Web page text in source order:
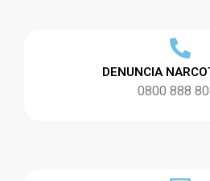
DENUNCIA
0800 888